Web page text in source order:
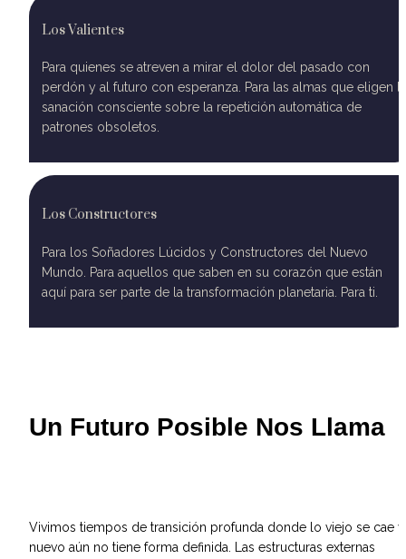
Los Valientes
Para quienes se atreven a mirar el dolor del pasado con
perdón y al futuro con esperanza. Para las almas que eligen la
sanación consciente sobre la repetición automática de
patrones obsoletos.
Los Constructores
Para los Soñadores Lúcidos y Constructores del Nuevo
Mundo. Para aquellos que saben en su corazón que están
aquí para ser parte de la transformación planetaria. Para ti.
Un Futuro Posible Nos Llama
Vivimos tiempos de transición profunda donde lo viejo se cae
nuevo aún no tiene forma definida. Las estructuras externas